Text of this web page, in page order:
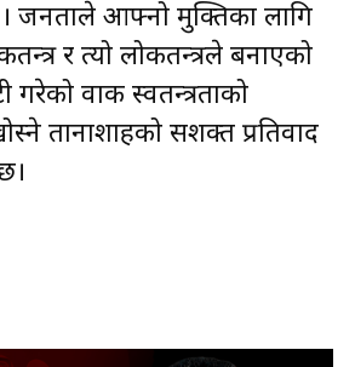
जनताले आफ्नो मुक्तिका लागि
र त्यो लोकतन्त्रले बनाएको
गरेको वाक स्वतन्त्रताको
तानाशाहको सशक्त प्रतिवाद